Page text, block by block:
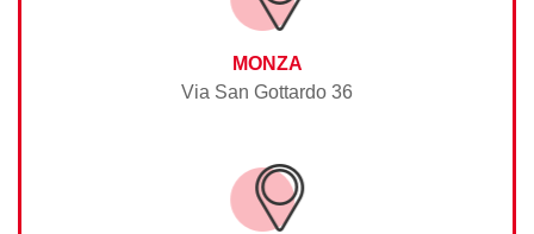
MONZA
Via San Gottardo 36